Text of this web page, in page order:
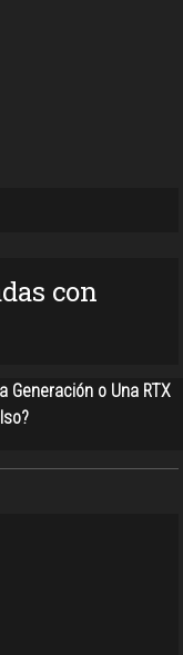
con
Generación o Una RTX